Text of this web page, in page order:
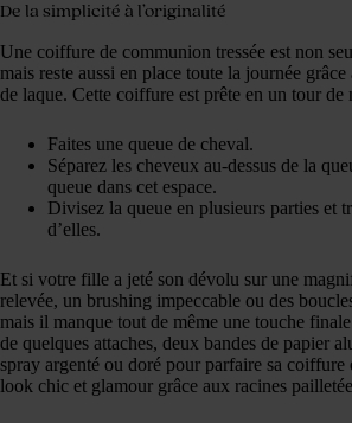
De la simplicité à l’originalité
Une coiffure de communion tressée est non
mais reste aussi en place toute la journée
de laque. Cette coiffure est prête en un tour de
Faites une queue de cheval.
Séparez les cheveux au-dessus de la
queue dans cet espace.
Divisez la queue en plusieurs parties et
d’elles.
Et si votre fille a jeté son dévolu sur une
relevée, un brushing impeccable ou des
mais il manque tout de même une touche
de quelques attaches, deux bandes de papier
spray argenté ou doré pour parfaire sa coiffure
look chic et glamour grâce aux racines